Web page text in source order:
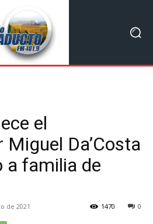
el
Da’Costa
a familia de
de 2021 0
1470